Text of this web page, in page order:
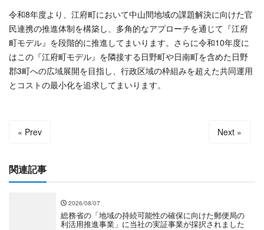
令和8年度より、江府町において中山間地域の課題解決に向けた官
民連携の推進体制を構築し、多角的なアプローチを通じて『江府
町モデル』を段階的に推進してまいります。さらに令和10年度に
はこの『江府町モデル』を隣接する日野町や日南町を含めた日野
郡3町への広域展開を目指し、行政区域の枠組みを超えた共同運用
とコストの最小化を追求してまいります。
« Prev Next »
関連記事
2026/08/07
総務省の「地域の持続可能性の確保に向けた郵便局の
利活用推進事業」に当社の実証事業が採択されました